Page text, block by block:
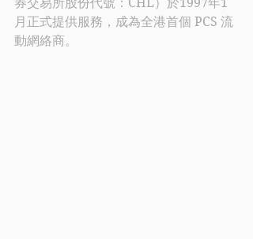
月正式提供服務，成為全港首個 PCS 流
動網絡商。